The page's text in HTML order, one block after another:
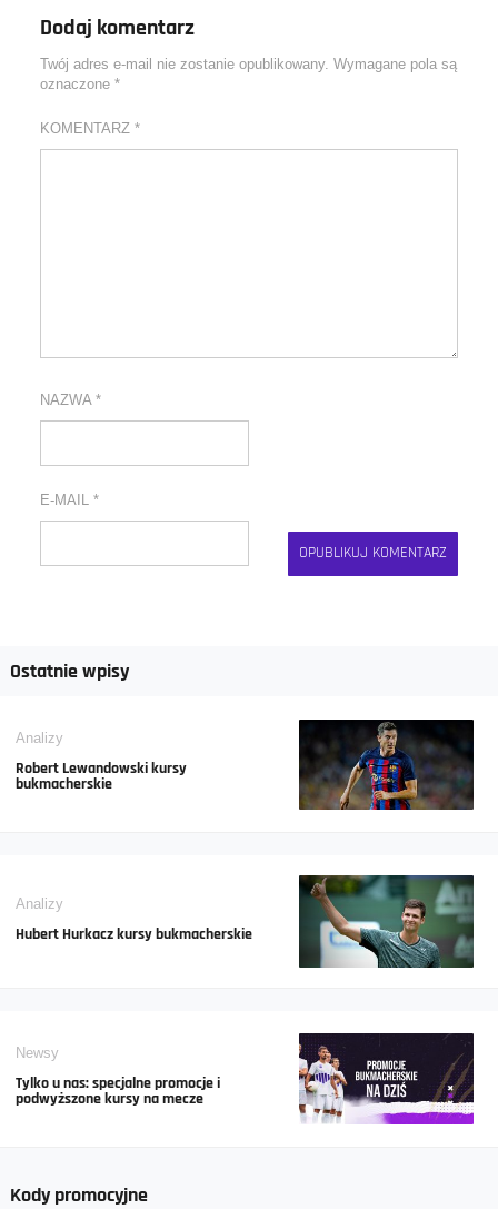
Dodaj komentarz
Twój adres e-mail nie zostanie opublikowany. Wymagane pola są
oznaczone *
KOMENTARZ *
NAZWA *
E-MAIL *
Ostatnie wpisy
Analizy
Robert Lewandowski kursy
bukmacherskie
Analizy
Hubert Hurkacz kursy bukmacherskie
Newsy
Tylko u nas: specjalne promocje i
podwyższone kursy na mecze
Kody promocyjne